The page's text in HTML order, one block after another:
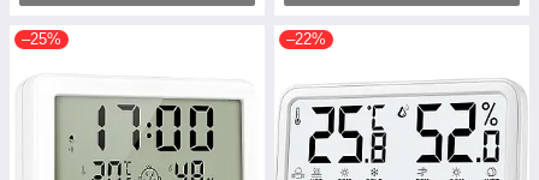
–25% –22%